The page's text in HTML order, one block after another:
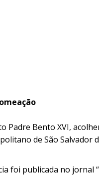
Padre Bento XVI,
de São Salvador
foi publicada no jornal “